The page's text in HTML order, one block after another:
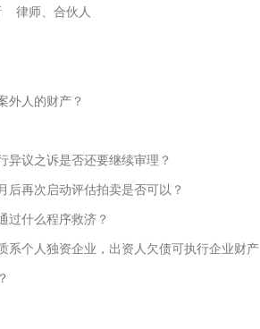
律师、合伙人
外人的财产？
异议之诉是否还要继续审理？
后再次启动评估拍卖是否可以？
过什么程序救济？
系个人独资企业，出资人欠债可执行企业财产